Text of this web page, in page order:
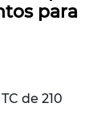
para
de 210